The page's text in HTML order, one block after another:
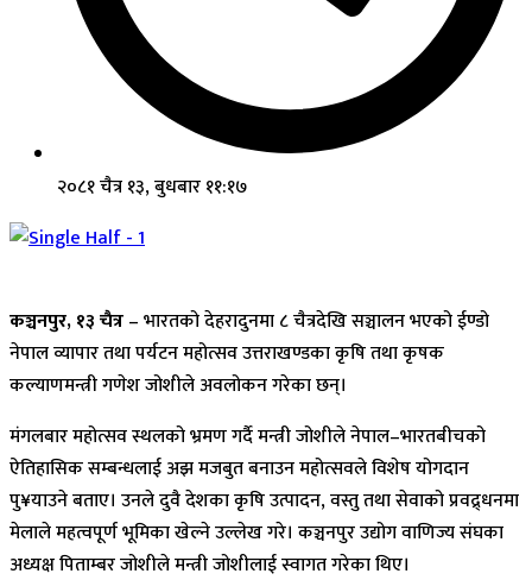
२०८१ चैत्र १३, बुधबार ११:१७
कञ्चनपुर, १३ चैत्र– भारतको देहरादुनमा ८ चैत्रदेखि सञ्चालन भएको ईण्डो
नेपाल व्यापार तथा पर्यटन महोत्सव उत्तराखण्डका कृषि तथा कृषक
कल्याणमन्त्री गणेश जोशीले अवलोकन गरेका छन्।
मंगलबार महोत्सव स्थलको भ्रमण गर्दै मन्त्री जोशीले नेपाल–भारतबीचको
ऐतिहासिक सम्बन्धलाई अझ मजबुत बनाउन महोत्सवले विशेष योगदान
पु¥याउने बताए। उनले दुवै देशका कृषि उत्पादन, वस्तु तथा सेवाको प्रवद्र्धनमा
मेलाले महत्वपूर्ण भूमिका खेल्ने उल्लेख गरे। कञ्चनपुर उद्योग वाणिज्य संघका
अध्यक्ष पिताम्बर जोशीले मन्त्री जोशीलाई स्वागत गरेका थिए।